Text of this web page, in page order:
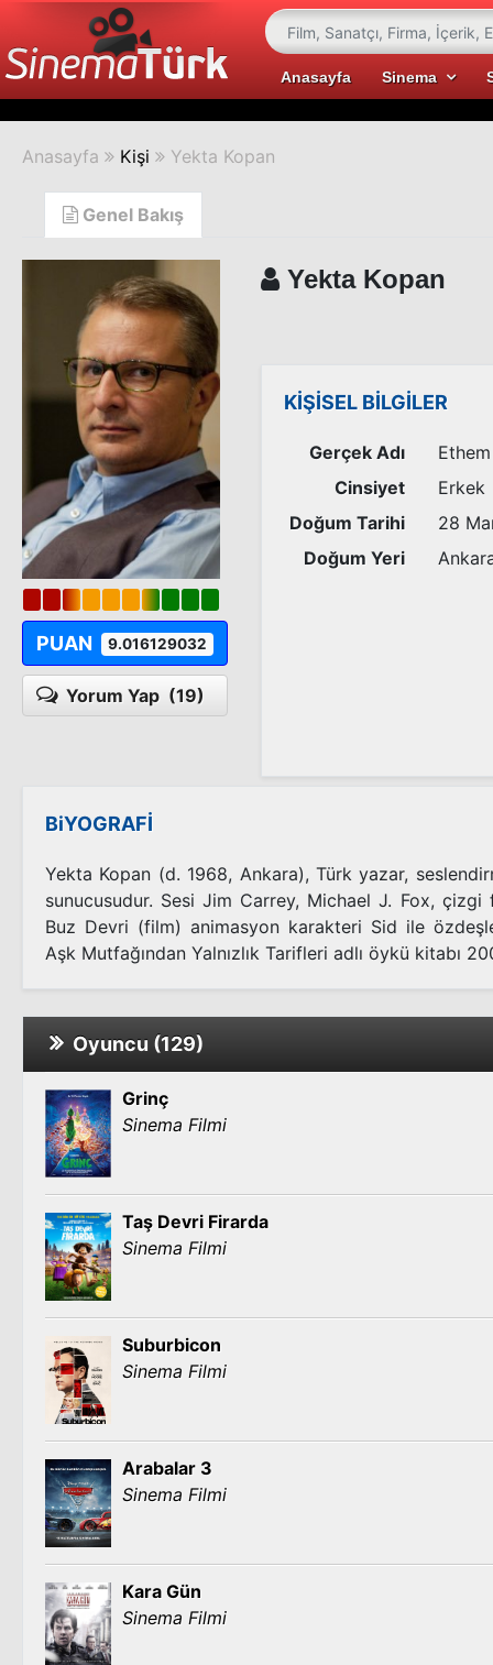
Anasayfa Sinema
Anasayfa Kişi Yekta Kopan
Genel Bakış
PUAN 9.016129032
Yorum Yap (19)
Yekta Kopan
KİŞİSEL BİLGİLER
Gerçek Adı
Cinsiyet
Erkek
Doğum Tarihi
28
Doğum Yeri
BiYOGRAFİ
Yekta Kopan (d. 1968, Ankara), Türk yazar,
sunucusudur. Sesi Jim Carrey, Michael J. Fox,
Buz Devri (film) animasyon karakteri Sid ile
Aşk Mutfağından Yalnızlık Tarifleri adlı öykü kitabı
Oyuncu (129)
Grinç
Sinema Filmi
Taş Devri Firarda
Sinema Filmi
Suburbicon
Sinema Filmi
Arabalar 3
Sinema Filmi
Kara Gün
Sinema Filmi